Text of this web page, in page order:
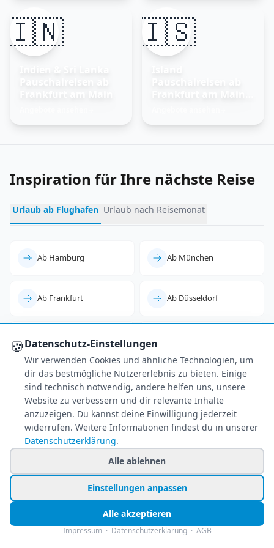
🇮🇳 🇮🇸
Inspiration für Ihre nächste Reise
Urlaub ab Flughafen Urlaub nach Reisemonat
Ab Hamburg Ab München
Ab Frankfurt Ab Düsseldorf
Ab Berlin
Ab Leipzig
🍪Datenschutz-Einstellungen
Wir verwenden Cookies und ähnliche Technologien, um
dir das bestmögliche Nutzererlebnis zu bieten. Einige
sind technisch notwendig, andere helfen uns, unsere
Website zu verbessern und dir relevante Inhalte
anzuzeigen. Du kannst deine Einwilligung jederzeit
widerrufen. Weitere Informationen findest du in unserer
Datenschutzerklärung.
Alle ablehnen
Einstellungen anpassen
Alle akzeptieren
Impressum· Datenschutzerklärung· AGB